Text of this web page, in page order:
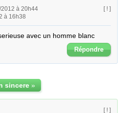
2012 à 20h44
à 16h38
[ ! ]
avec un homme blanc
Répondre
sincere »
[ ! ]